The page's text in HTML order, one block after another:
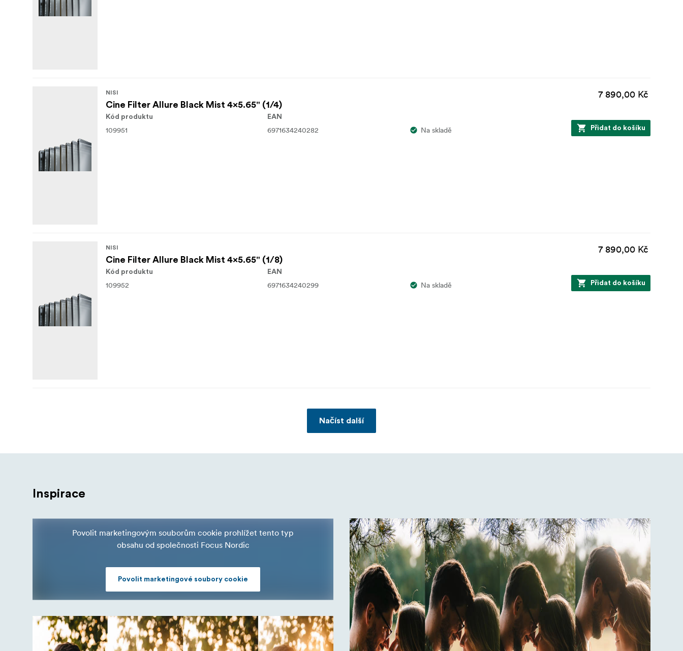
NISI
Cine Filter Allure Black Mist 4x5.65" (1/4)
7 890,00 Kč
Kód produktu
109951
EAN
6971634240282 Na skladě Přidat do košíku
NISI
Cine Filter Allure Black Mist 4x5.65" (1/8)
7 890,00 Kč
Kód produktu
109952
EAN
6971634240299 Na skladě Přidat do košíku
Načíst další
Inspirace
Povolit marketingovým souborům cookie prohlížet tento typ
obsahu od společnosti Focus Nordic
Povolit marketingové soubory cookie